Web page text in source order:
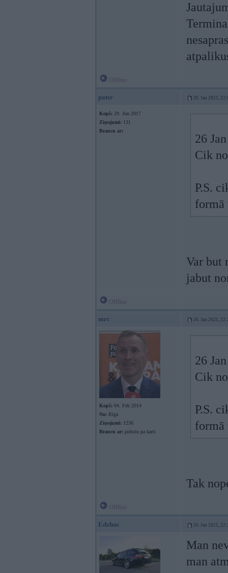
patsr 26. Jan 2021,
Kopš: 29. Jun 2017
Ziņojumi: 131
Braucu ar:
26
Cik
P.S.
formā
Var but
jabut
mrc 26. Jan 2021,
Kopš: 04. Feb 2014
No: Rīga
Ziņojumi: 1236
Braucu ar: pirkstu pa karti
26
Cik
P.S.
formā
Tak
Edzhus 26. Jan 2021,
Man
man